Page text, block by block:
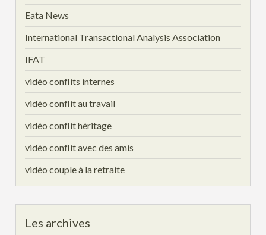
Eata News
International Transactional Analysis Association
IFAT
vidéo conflits internes
vidéo conflit au travail
vidéo conflit héritage
vidéo conflit avec des amis
vidéo couple à la retraite
Les archives